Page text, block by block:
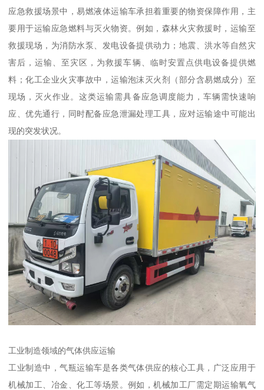
应急救援场景中，易燃液体运输车承担着重要的物资保障作用，主
要用于运输应急燃料与灭火物资。例如，森林火灾救援时，运输至
救援现场，为消防水泵、发电设备提供动力；地震、洪水等自然灾
害后，运输、至灾区，为救援车辆、临时安置点供电设备提供燃
料；化工企业火灾事故中，运输泡沫灭火剂（部分含易燃成分）至
现场，灭火作业。这类运输需具备应急调度能力，车辆需快速响
应、优先通行，同时配备应急泄漏处理工具，应对运输途中可能出
现的突发状况。
工业制造领域的气体供应运输​
工业制造中，气瓶运输车是各类气体供应的核心工具，广泛应用于
机械加工、冶金、化工等场景。例如，机械加工厂需定期运输氧气